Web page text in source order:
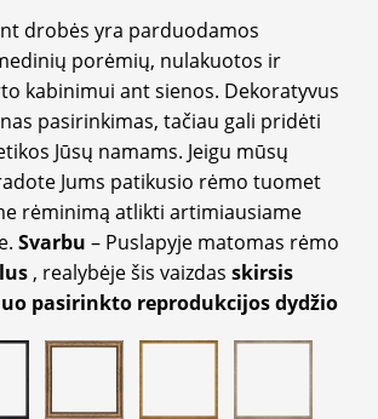
drobės yra parduodamos
porėmių, nulakuotos ir
kabinimui ant sienos. Dekoratyvus
pasirinkimas, tačiau gali pridėti
Jūsų namams. Jeigu mūsų
Jums patikusio rėmo tuomet
rėminimą atlikti artimiausiame
Svarbu – Puslapyje matomas rėmo
, realybėje šis vaizdas skirsis
pasirinkto reprodukcijos dydžio